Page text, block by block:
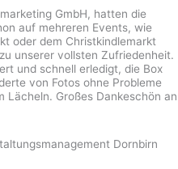
GmbH, hatten die
auf mehreren Events, wie
oder dem Christkindlemarkt
unserer vollsten Zufriedenheit.
und schnell erledigt, die Box
von Fotos ohne Probleme
Lächeln. Großes Dankeschön an
Dornbirn